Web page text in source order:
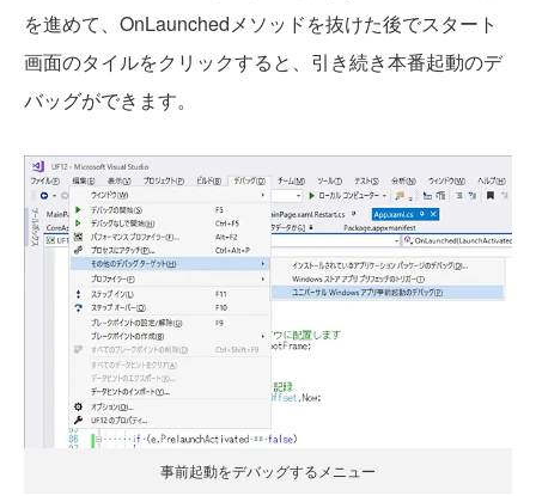
を進めて、OnLaunchedメソッドを抜けた後でスタート
画面のタイルをクリックすると、引き続き本番起動のデ
バッグができます。
事前起動をデバッグするメニュー